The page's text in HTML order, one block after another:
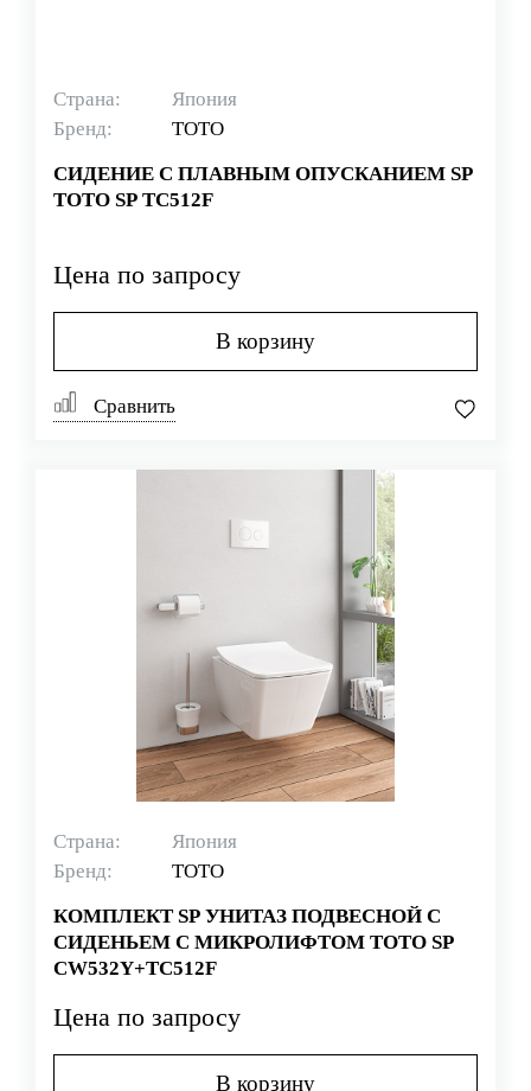
Страна:
Япония
Бренд:
TOTO
СИДЕНИЕ С ПЛАВНЫМ ОПУСКАНИЕМ SP
TOTO SP TC512F
Цена по запросу
В корзину
Сравнить
Страна:
Япония
Бренд:
TOTO
КОМПЛЕКТ SP УНИТАЗ ПОДВЕСНОЙ С
СИДЕНЬЕМ С МИКРОЛИФТОМ TOTO SP
CW532Y+TC512F
Цена по запросу
В корзину